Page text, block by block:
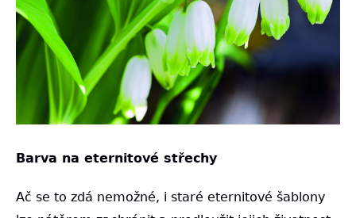
Barva na eternitové střechy
Ač se to zdá nemožné, i staré eternitové šablony